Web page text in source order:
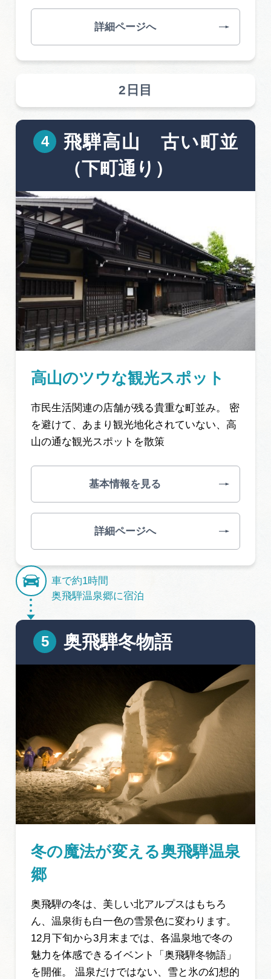
詳細ページへ
2日目
飛騨高山 古い町並
（下町通り）
高山のツウな観光スポット
市民生活関連の店舗が残る貴重な町並み。 密
を避けて、あまり観光地化されていない、高
山の通な観光スポットを散策
基本情報を見る
詳細ページへ
車で約1時間
奥飛騨温泉郷に宿泊
奥飛騨冬物語
冬の魔法が変える奥飛騨温泉
郷
奥飛騨の冬は、美しい北アルプスはもちろ
ん、温泉街も白一色の雪景色に変わります。
12月下旬から3月末までは、各温泉地で冬の
魅力を体感できるイベント「奥飛騨冬物語」
を開催。 温泉だけではない、雪と氷の幻想的